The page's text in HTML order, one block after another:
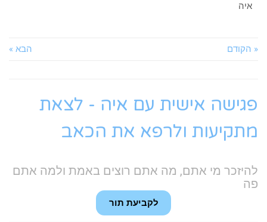
איה
הקודם הבא »
אישית עם איה - לצאת
ולרפא את הכאב
מי אתם, מה אתם רוצים באמת ולמה אתם
לקביעת תור